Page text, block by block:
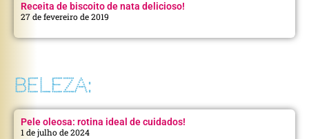
Receita de biscoito de nata delicioso!
27 de fevereiro de 2019
BELEZA:
Pele oleosa: rotina ideal de cuidados!
1 de julho de 2024